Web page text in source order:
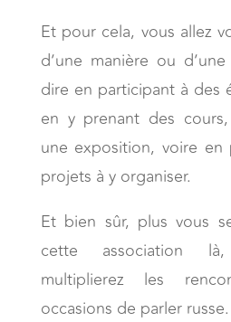
Et pour cela, vous allez
d’une manière ou
dire en participant à des
en y prenant des
une exposition, voire en
projets à y organiser.
Et bien sûr, plus vous
cette association
multiplierez les
occasions de parler russe.